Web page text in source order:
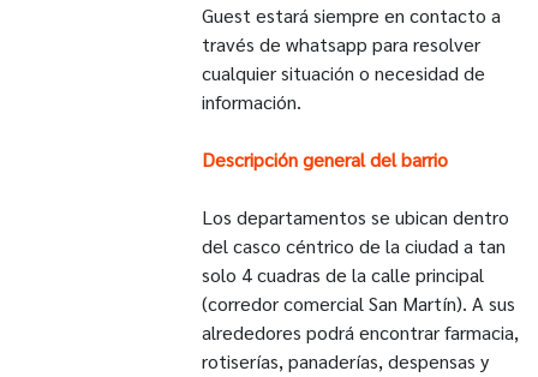
Guest estará siempre en contacto a
través de whatsapp para resolver
cualquier situación o necesidad de
información.
Descripción general del barrio
Los departamentos se ubican dentro
del casco céntrico de la ciudad a tan
solo 4 cuadras de la calle principal
(corredor comercial San Martín). A sus
alrededores podrá encontrar farmacia,
rotiserías, panaderías, despensas y